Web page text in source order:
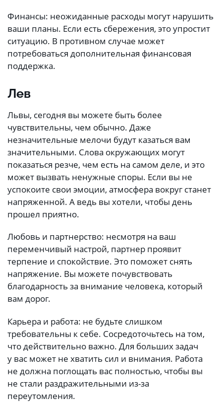
Финансы: неожиданные расходы могут нарушить
ваши планы. Если есть сбережения, это упростит
ситуацию. В противном случае может
потребоваться дополнительная финансовая
поддержка.
Лев
Львы, сегодня вы можете быть более
чувствительны, чем обычно. Даже
незначительные мелочи будут казаться вам
значительными. Слова окружающих могут
показаться резче, чем есть на самом деле, и это
может вызвать ненужные споры. Если вы не
успокоите свои эмоции, атмосфера вокруг станет
напряженной. А ведь вы хотели, чтобы день
прошел приятно.
Любовь и партнерство: несмотря на ваш
переменчивый настрой, партнер проявит
терпение и спокойствие. Это поможет снять
напряжение. Вы можете почувствовать
благодарность за внимание человека, который
вам дорог.
Карьера и работа: не будьте слишком
требовательны к себе. Сосредоточьтесь на том,
что действительно важно. Для больших задач
у вас может не хватить сил и внимания. Работа
не должна поглощать вас полностью, чтобы вы
не стали раздражительными из-за
переутомления.